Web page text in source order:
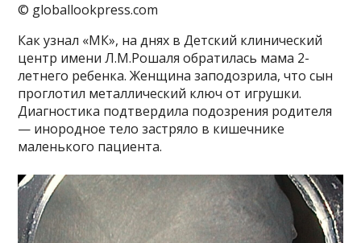
© globallookpress.com
Как узнал «МК», на днях в Детский клинический
центр имени Л.М.Рошаля обратилась мама 2-
летнего ребенка. Женщина заподозрила, что сын
проглотил металлический ключ от игрушки.
Диагностика подтвердила подозрения родителя
— инородное тело застряло в кишечнике
маленького пациента.